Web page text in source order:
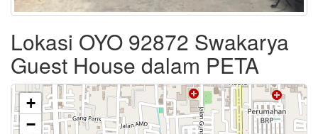
Lokasi OYO 92872 Swakarya
Guest House dalam PETA
+
−